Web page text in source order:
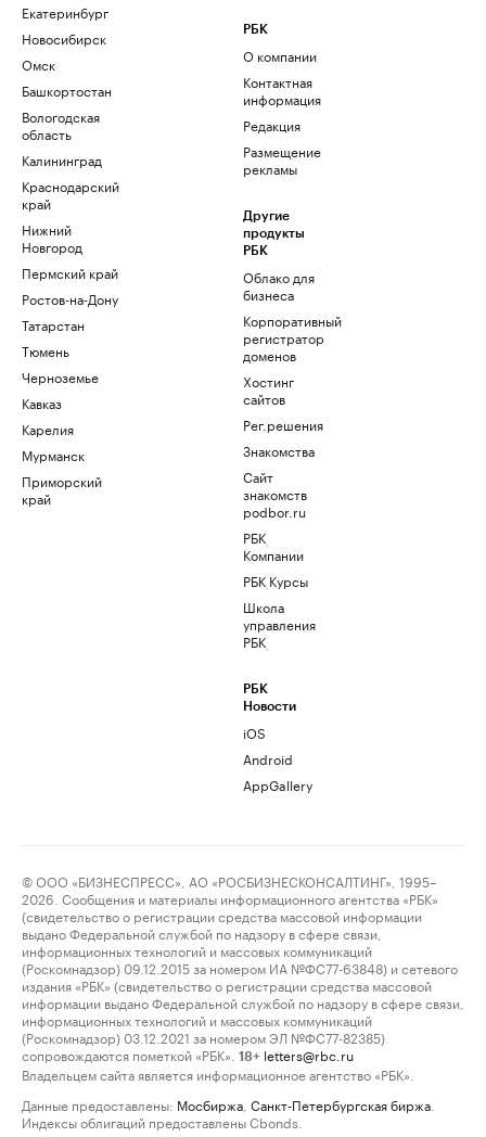
Екатеринбург
Новосибирск
Омск
Башкортостан
Вологодская
область
Калининград
Краснодарский
край
Нижний
Новгород
Пермский край
Ростов-на-Дону
Татарстан
Тюмень
Черноземье
Кавказ
Карелия
Мурманск
Приморский
край
РБК
О компании
Контактная
информация
Редакция
Размещение
рекламы
Другие
продукты
РБК
Облако для
бизнеса
Корпоративный
регистратор
доменов
Хостинг
сайтов
Рег.решения
Знакомства
Сайт
знакомств
podbor.ru
РБК
Компании
РБК Курсы
Школа
управления
РБК
РБК
Новости
iOS
Android
AppGallery
© ООО «БИЗНЕСПРЕСС», АО «РОСБИЗНЕСКОНСАЛТИНГ», 1995–
2026. Сообщения и материалы информационного агентства «РБК»
(свидетельство о регистрации средства массовой информации
выдано Федеральной службой по надзору в сфере связи,
информационных технологий и массовых коммуникаций
(Роскомнадзор) 09.12.2015 за номером ИА №ФС77-63848) и сетевого
издания «РБК» (свидетельство о регистрации средства массовой
информации выдано Федеральной службой по надзору в сфере связи,
информационных технологий и массовых коммуникаций
(Роскомнадзор) 03.12.2021 за номером ЭЛ №ФС77-82385)
сопровождаются пометкой «РБК».
18+ letters@rbc.ru
Владельцем сайта является информационное агентство «РБК».
Данные предоставлены: Мосбиржа Санкт-Петербургская биржа
Индексы облигаций предоставлены Cbonds.